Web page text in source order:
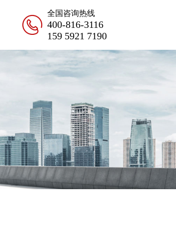
全国咨询热线
400-816-3116
159 5921 7190